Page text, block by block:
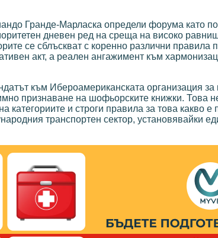
Гранде-Марласка определи форума като
дневен ред на среща на високо
се сблъскват с коренно различни
акт, а реален ангажимент към
към Ибероамериканската организация
признаване на шофьорските книжки. Това
категориите и строги правила за това какво
транспортен сектор, установявайки